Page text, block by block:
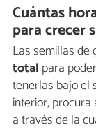
Cuántas
para crecer
Las semillas de
total para
tenerlas bajo el
interior,
a través de la